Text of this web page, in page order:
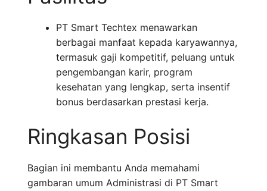
PT Smart Techtex menawarkan
berbagai manfaat kepada karyawannya,
termasuk gaji kompetitif, peluang untuk
pengembangan karir, program
kesehatan yang lengkap, serta insentif
bonus berdasarkan prestasi kerja.
Ringkasan Posisi
Bagian ini membantu Anda memahami
gambaran umum Administrasi di PT Smart